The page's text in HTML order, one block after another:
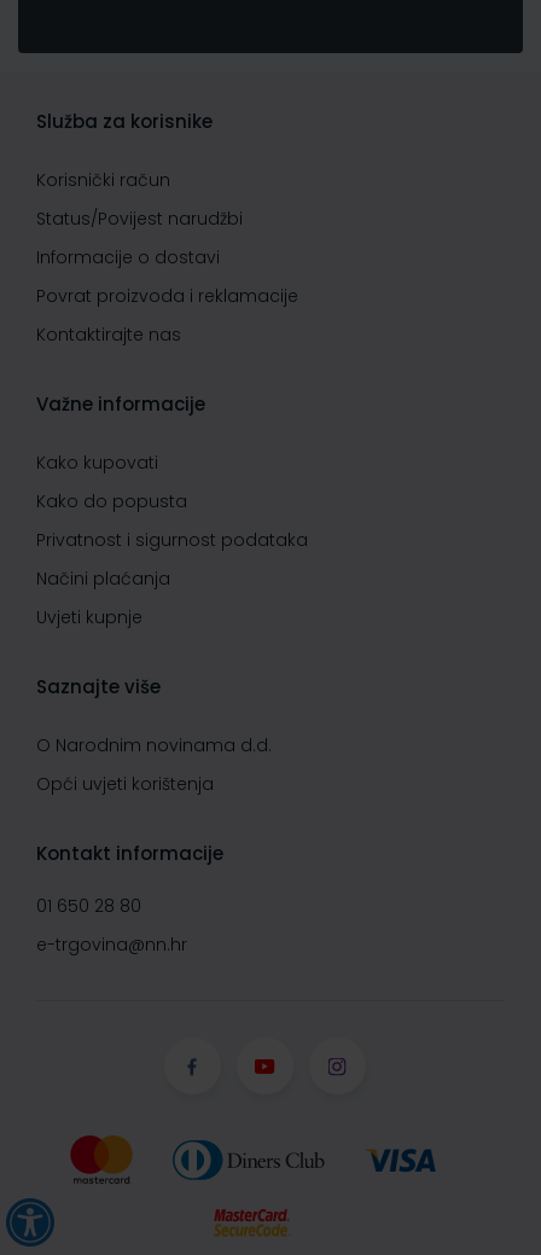
Služba za korisnike
Korisnički račun
Status/Povijest narudžbi
Informacije o dostavi
Povrat proizvoda i reklamacije
Kontaktirajte nas
Važne informacije
Kako kupovati
Kako do popusta
Privatnost i sigurnost podataka
Načini plaćanja
Uvjeti kupnje
Saznajte više
O Narodnim novinama d.d.
Opći uvjeti korištenja
Kontakt informacije
01 650 28 80
e-trgovina@nn.hr